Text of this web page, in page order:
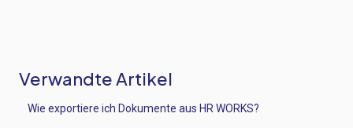
Verwandte Artikel
Wie exportiere ich Dokumente aus HR WORKS?